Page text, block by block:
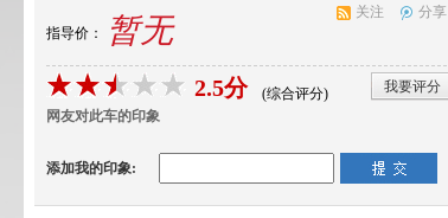
指导价： 暂无 关注 分享
2.5分 (综合评分)
我要评分
网友对此车的印象
添加我的印象: